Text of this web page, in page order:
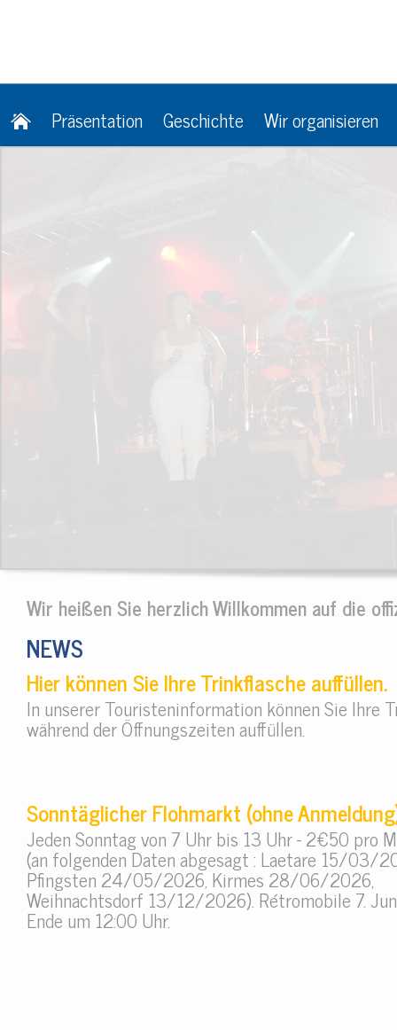
Präsentation Geschichte Wir organisieren
Wir heißen Sie herzlich Willkommen auf die
NEWS
Hier können Sie Ihre Trinkflasche auffüllen.
In unserer Touristeninformation können Sie Ihre
während der Öffnungszeiten auffüllen.
Sonntäglicher Flohmarkt (ohne
Jeden Sonntag von 7 Uhr bis 13 Uhr - 2€50 pro
(an folgenden Daten abgesagt : Laetare 15/03/
Pfingsten 24/05/2026, Kirmes 28/06/2026,
Weihnachtsdorf 13/12/2026). Rétromobile 7.
Ende um 12:00 Uhr.